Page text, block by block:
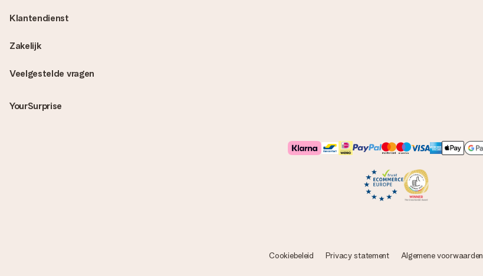
Veelgestelde vragen
YourSurprise
Klantendienst
Zakelijk
Cookiebeleid Privacy statement Algemene voorwaarden